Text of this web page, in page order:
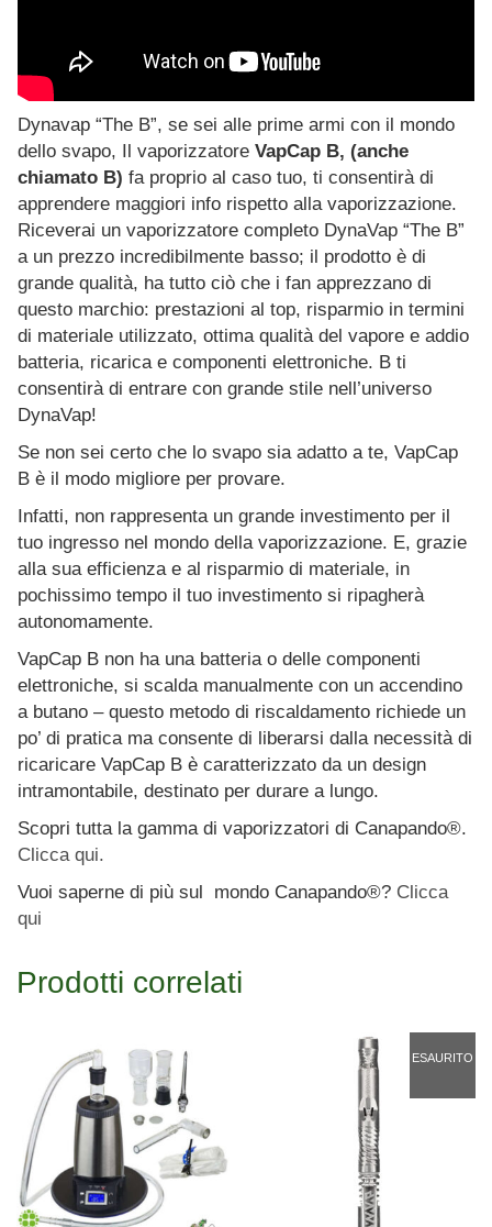
Dynavap “The B”, se sei alle prime armi con il mondo
dello svapo, Il vaporizzatore VapCap B, (anche
chiamato B) fa proprio al caso tuo, ti consentirà di
apprendere maggiori info rispetto alla vaporizzazione.
Riceverai un vaporizzatore completo DynaVap “The B”
a un prezzo incredibilmente basso; il prodotto è di
grande qualità, ha tutto ciò che i fan apprezzano di
questo marchio: prestazioni al top, risparmio in termini
di materiale utilizzato, ottima qualità del vapore e addio
batteria, ricarica e componenti elettroniche. B ti
consentirà di entrare con grande stile nell’universo
DynaVap!
Se non sei certo che lo svapo sia adatto a te, VapCap
B è il modo migliore per provare.
Infatti, non rappresenta un grande investimento per il
tuo ingresso nel mondo della vaporizzazione. E, grazie
alla sua efficienza e al risparmio di materiale, in
pochissimo tempo il tuo investimento si ripagherà
autonomamente.
VapCap B non ha una batteria o delle componenti
elettroniche, si scalda manualmente con un accendino
a butano – questo metodo di riscaldamento richiede un
po’ di pratica ma consente di liberarsi dalla necessità di
ricaricare VapCap B è caratterizzato da un design
intramontabile, destinato per durare a lungo.
Scopri tutta la gamma di vaporizzatori di Canapando®.
Clicca qui.
Vuoi saperne di più sul mondo Canapando®? Clicca
qui
Prodotti correlati
ESAURITO